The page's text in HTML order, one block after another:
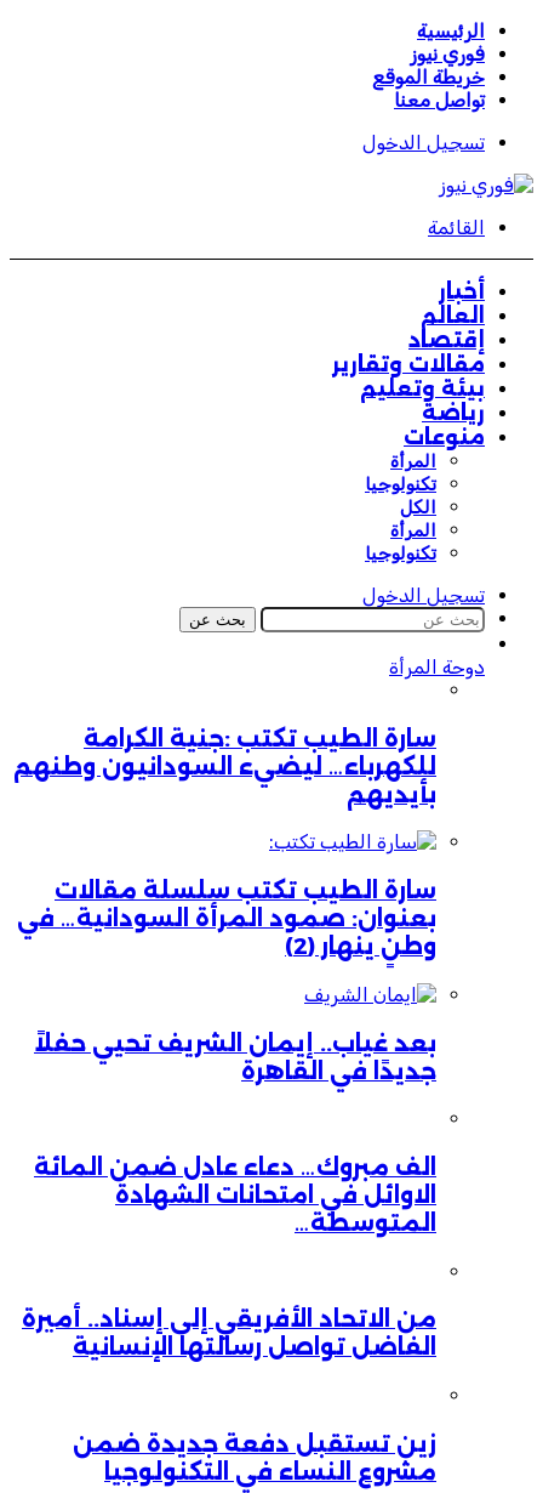
الرئيسية
فوري نيوز
خريطة الموقع
تواصل معنا
تسجيل الدخول
القائمة
أخبار
العالم
إقتصاد
مقالات وتقارير
بيئة وتعليم
رياضة
منوعات
المرأة
تكنولوجيا
الكل
المرأة
تكنولوجيا
تسجيل الدخول
بحث عن
دوحة المرأة
سارة الطيب تكتب :جنية الكرامة
للكهرباء… ليضيء السودانيون وطنهم
بأيديهم
سارة الطيب تكتب سلسلة مقالات
بعنوان: صمود المرأة السودانية… في
وطنٍ ينهار (2)
بعد غياب.. إيمان الشريف تحيي حفلاً
جديدًا في القاهرة
الف مبروك… دعاء عادل ضمن المائة
الاوائل في امتحانات الشهادة
المتوسطة…
من الاتحاد الأفريقي إلى إسناد.. أميرة
الفاضل تواصل رسالتها الإنسانية
زين تستقبل دفعة جديدة ضمن
مشروع النساء في التكنولوجيا